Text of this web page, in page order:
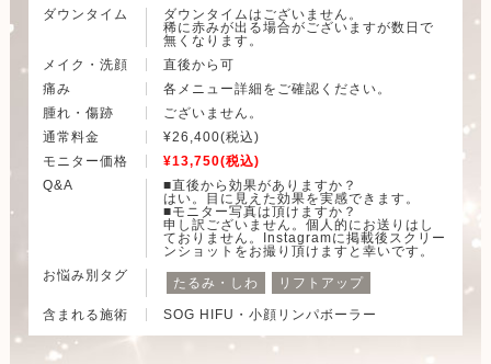
ダウンタイム
ダウンタイムはございません。
稀に赤みが出る場合がございますが数日で
無くなります。
メイク・洗顔
直後から可
痛み
各メニュー詳細をご確認ください。
腫れ・傷跡
ございません。
通常料金
¥26,400(税込)
モニター価格
¥13,750(税込)
Q&A
■直後から効果がありますか？
はい。目に見えた効果を実感できます。
■モニター写真は頂けますか？
申し訳ございません。個人的にお送りはし
ておりません。Instagramに掲載後スクリー
ンショットをお撮り頂けますと幸いです。
お悩み別タグ
たるみ・しわ リフトアップ
含まれる施術 SOG HIFU・小顔リンパボーラー